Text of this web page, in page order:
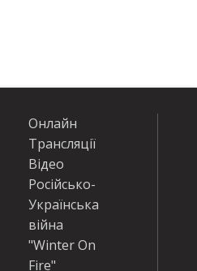
Онлайн
Трансляції
Відео
Російсько-
Українська
війна
"Winter On
Fire"